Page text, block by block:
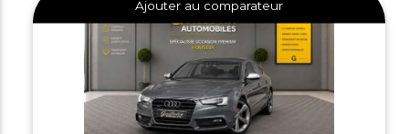
Ajouter au comparateur